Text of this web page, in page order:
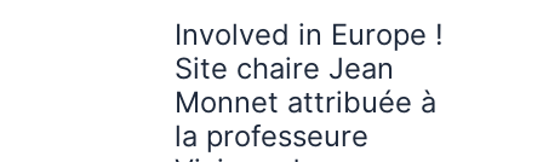
Involved in Europe !
Site chaire Jean
Monnet attribuée à
la professeure